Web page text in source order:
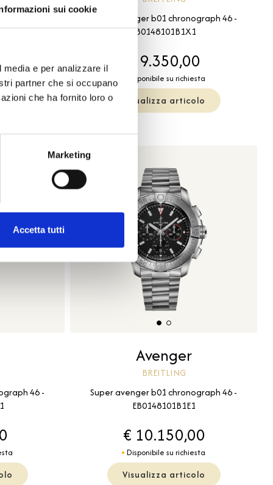
sui cookie
e per analizzare il
partner che si occupano
che ha fornito loro o
Marketing
Accetta tutti
Super avenger b01 chronograph 46 -
EB0148101B1X1
€ 9.350,00
Disponibile su richiesta
Visualizza articolo
46 -
Avenger
BREITLING
Super avenger b01 chronograph 46 -
EB0148101B1E1
€ 10.150,00
Disponibile su richiesta
Visualizza articolo